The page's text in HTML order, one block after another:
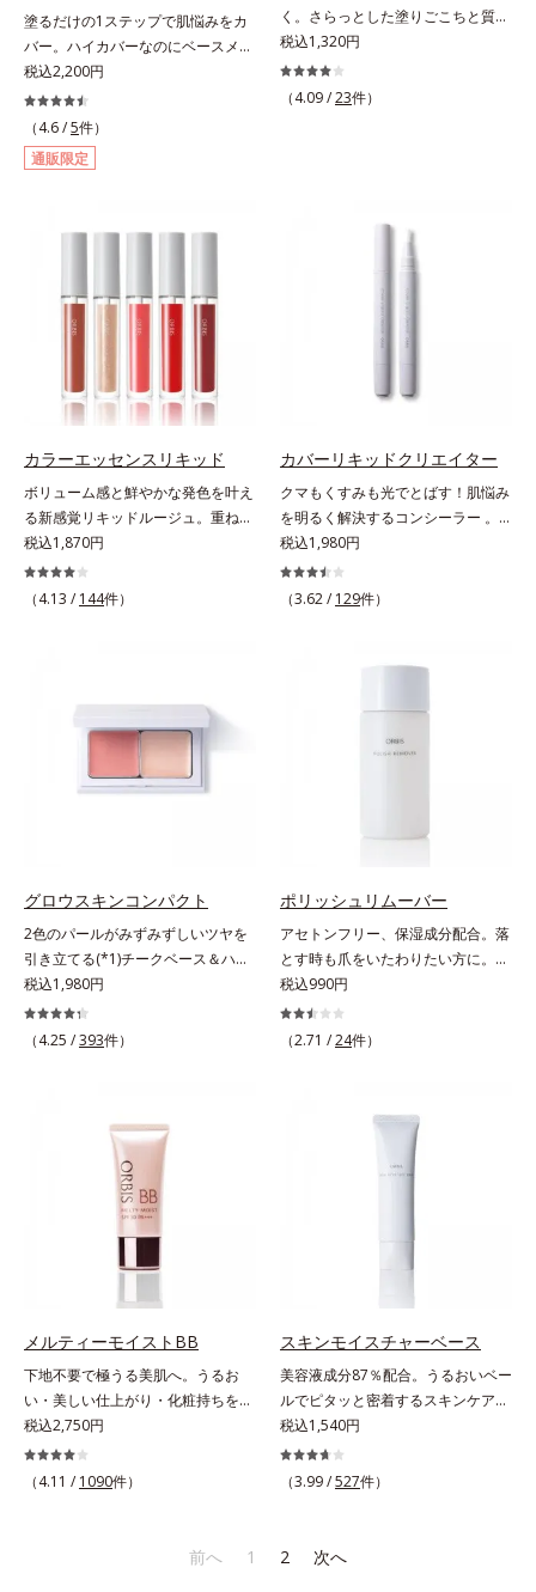
皮エキス*4 グリセリルグルコシド
（保湿成分）、（ジメチコン／ビニ
ルジメチコン）クロスポリマー、ジ
メチコン（カバー成分）*5 アクリ
レーツコポリマー
花エキス＝唇にうるおいを与える効
果と、凹凸を補正して見せる効果を
併せ持つ成分*3 ダイマージリノー
ル酸ダイマージリノレイルビス（ベ
ヘニル/イソステアリル/フィトステ
リル）＝均一でムラのない鮮やかな
発色を叶える成分*4 ラウリルPEG‐
塗るだけの1ステップで肌悩みをカ
バー。ハイカバーなのにベースメイ
クしていることがばれにくく、肌印
象をあげる。オルビスの肌研究の知
見から、男性の肌色の特長をとら
え、男性の肌だからこそなじむよう
に設計した、自然な仕上がりとカバ
6つの役割を担うことができます。2
種の保湿成分“モイストGT(*)”と“ヒ
アルロン酸(*)”配合の美容液感触で
スキンケア後のようななめらかな仕
上がりを実現いたします。様々な肌
印象の男性に幅広く使っていただけ
る色設計を採用しており、明るめ～
標準的な肌印象の方用の01は、普段
スキンケアをしっかり行っている美
容本格派の男性にもおススメです。
一方で、やや暗め～暗めの肌印象の
方用の02は、昔に比べて顔色がさえ
後、適量（直径1cm程度の粒）をと
り、顔全体に少量ずつムラなくのば
します。・オルビス ミスター ベー
スカラー コントローラー ハイカバ
た場合は、すぐに洗剤で丁寧に洗っ
てください。
税込2,200円
（4.6 /5件）
通販限定
く。さらっとした塗りごこちと質感
で自然で好印象な口元に。さらっと
した軽やかな塗りごこちでありなが
らも、唇にうるおいを与える「モイ
抑えた質感で、自然で好印象な口元
へと導きます。3種の植物性保湿成
分を組み合わせた「MULTI-３※」
を配合。さらに、ミツロウ、ヒアル
ロン酸、コラーゲン配合で、唇にう
ス、ビワ葉エキス、カミツレ花エキ
税込1,320円
（4.09 /23件）
カラーエッセンスリキッド
ボリューム感と鮮やかな発色を叶え
る新感覚リキッドルージュ。重ねる
ほど、鮮やかにボリューミーに。1
本で美しい仕上がりを叶えるリキッ
ドルージュです。唇の凹凸を均一に
「カラーウェアリング処方」で、う
るおいのあるふっくらとした唇とつ
けたての鮮やかな発色を両立しま
す。マスクオフの瞬間も、ハッと目
シリル化シリカ、BG、ペンチレン
税込1,870円
（4.13 / 144件）
カバーリキッドクリエイター
クマもくすみも光でとばす！肌悩み
を明るく解決するコンシーラー 。
クマやくすみ(*)、年齢肌の抱えるお
悩みを、光で飛ばしてカバーするコ
ンシーラーです。黄ぐすみをカバー
してアラを見せず、自然に肌悩みを
なテクスチャーのリキッドコンシー
ラーでのびがよく、凹凸のある目元
くすみに働きかける成分に2種のヒ
処方で、うるおうハリ肌へと整えま
税込1,980円
（3.62 / 129件）
グロウスキンコンパクト
2色のパールがみずみずしいツヤを
引き立てる(*1)チークベース＆ハイ
ライト。ベースメイクの仕上げに重
ねれば、みずみずしいツヤが表情を
一段と魅力的に引き立てる、チーク
に合わせて立体感を強調するグリー
ンパール。補色にあたる2色のパー
ルがお互いの鮮やかさを強調。絶妙
なコントラストでいきいきとした血
色感を再現しながら、みずみずしい
ツヤを演出します。さらにどのファ
シンクロアタッチメント成分(*2)も
配合。パウダー、リキッド、どのタ
群で、ヨレたりせず、きれいに仕上
がります。*1 メイク効果による*2
ジメチコン
税込1,980円
（4.25 /393件）
ポリッシュリムーバー
アセトンフリー、保湿成分配合。落
とす時も爪をいたわりたい方に。爪
へのやさしさを考えたネイルリムー
バー（除光液）です。アセトンフリ
ー処方で、さらに6種(*)のネイルケ
ミザクラ果実エキス、レモングラス
葉／茎エキス、ブドウ葉エキス、セ
ンチフォリアバラ花エキス、カミツ
税込990円
（2.71 /24件）
メルティーモイストBB
下地不要で極うる美肌へ。うるお
い・美しい仕上がり・化粧持ちを実
現。美容液製法の極上BBクリー
ム。ファンデーションに美容成分を
加える一般的な製法ではなく、美容
ムです。うるおい粒子を濃密な膜で
税込2,750円
（4.11 / 1090件）
スキンモイスチャーベース
美容液成分87％配合。うるおいベー
ルでピタッと密着するスキンケア発
想のメイク下地。化粧ノリ＆もち
UP！ファンデーションの仕上がり
を格上げする、スキンケア発想の化
一に密着”させることで、仕上がり
税込1,540円
（3.99 /527件）
前へ 1 2 次へ